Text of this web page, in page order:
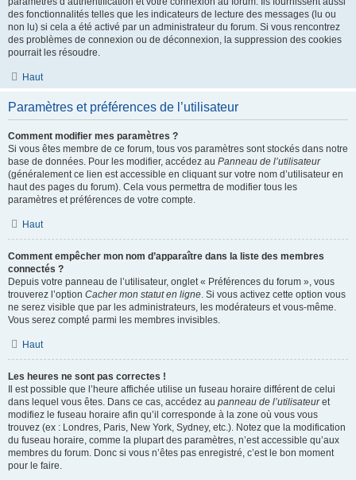
des fonctionnalités telles que les indicateurs de lecture des messages (lu ou
non lu) si cela a été activé par un administrateur du forum. Si vous rencontrez
des problèmes de connexion ou de déconnexion, la suppression des cookies
pourrait les résoudre.
Haut
Paramètres et préférences de l’utilisateur
Comment modifier mes paramètres ?
Si vous êtes membre de ce forum, tous vos paramètres sont stockés dans notre
base de données. Pour les modifier, accédez au Panneau de l’utilisateur
(généralement ce lien est accessible en cliquant sur votre nom d’utilisateur en
haut des pages du forum). Cela vous permettra de modifier tous les
paramètres et préférences de votre compte.
Haut
Comment empêcher mon nom d’apparaître dans la liste des membres
connectés ?
Depuis votre panneau de l’utilisateur, onglet « Préférences du forum », vous
trouverez l’option Cacher mon statut en ligne. Si vous activez cette option vous
ne serez visible que par les administrateurs, les modérateurs et vous-même.
Vous serez compté parmi les membres invisibles.
Haut
Les heures ne sont pas correctes !
Il est possible que l’heure affichée utilise un fuseau horaire différent de celui
dans lequel vous êtes. Dans ce cas, accédez au panneau de l’utilisateuret
modifiez le fuseau horaire afin qu’il corresponde à la zone où vous vous
trouvez (ex : Londres, Paris, New York, Sydney, etc.). Notez que la modification
du fuseau horaire, comme la plupart des paramètres, n’est accessible qu’aux
membres du forum. Donc si vous n’êtes pas enregistré, c’est le bon moment
pour le faire.